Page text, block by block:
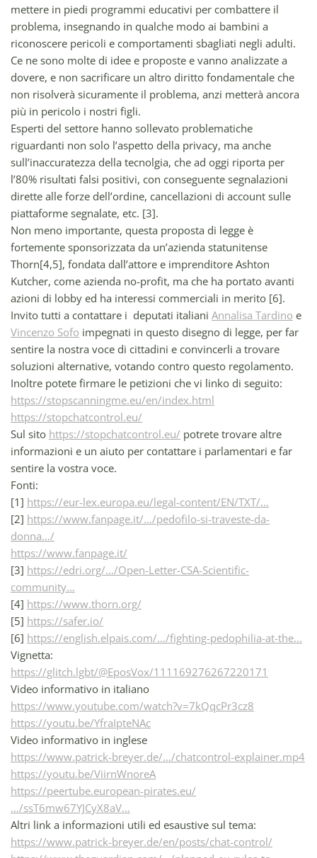
mettere in piedi programmi educativi per combattere il
problema, insegnando in qualche modo ai bambini a
riconoscere pericoli e comportamenti sbagliati negli adulti.
Ce ne sono molte di idee e proposte e vanno analizzate a
dovere, e non sacrificare un altro diritto fondamentale che
non risolverà sicuramente il problema, anzi metterà ancora
più in pericolo i nostri figli.
Esperti del settore hanno sollevato problematiche
riguardanti non solo l’aspetto della privacy, ma anche
sull’inaccuratezza della tecnolgia, che ad oggi riporta per
l’80% risultati falsi positivi, con conseguente segnalazioni
dirette alle forze dell’ordine, cancellazioni di account sulle
piattaforme segnalate, etc. [3].
Non meno importante, questa proposta di legge è
fortemente sponsorizzata da un’azienda statunitense
Thorn[4,5], fondata dall’attore e imprenditore Ashton
Kutcher, come azienda no-profit, ma che ha portato avanti
azioni di lobby ed ha interessi commerciali in merito [6].
Invito tutti a contattare i deputati italiani Annalisa Tardino e
Vincenzo Sofo impegnati in questo disegno di legge, per far
sentire la nostra voce di cittadini e convincerli a trovare
soluzioni alternative, votando contro questo regolamento.
Inoltre potete firmare le petizioni che vi linko di seguito:
https://stopscanningme.eu/en/index.html
https://stopchatcontrol.eu/
Sul sito https://stopchatcontrol.eu/ potrete trovare altre
informazioni e un aiuto per contattare i parlamentari e far
sentire la vostra voce.
Fonti:
[1] https://eur-lex.europa.eu/legal-content/EN/TXT/…
[2] https://www.fanpage.it/…/pedofilo-si-traveste-da-
donna…/
https://www.fanpage.it/
[3] https://edri.org/…/Open-Letter-CSA-Scientific-
community…
[4] https://www.thorn.org/
[5] https://safer.io/
[6] https://english.elpais.com/…/fighting-pedophilia-at-the…
Vignetta:
https://glitch.lgbt/@EposVox/111169276267220171
Video informativo in italiano
https://www.youtube.com/watch?v=7kQqcPr3cz8
https://youtu.be/YfraIpteNAc
Video informativo in inglese
https://www.patrick-breyer.de/…/chatcontrol-explainer.mp4
https://youtu.be/ViirnWnoreA
https://peertube.european-pirates.eu/
…/ssT6mw67YJCyX8aV…
Altri link a informazioni utili ed esaustive sul tema:
https://www.patrick-breyer.de/en/posts/chat-control/